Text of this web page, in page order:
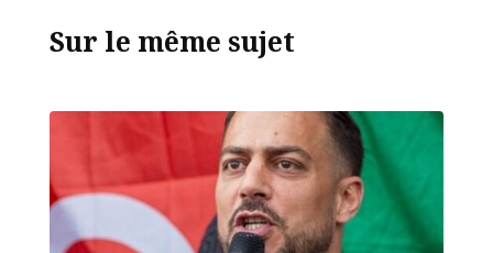
Sur le même sujet